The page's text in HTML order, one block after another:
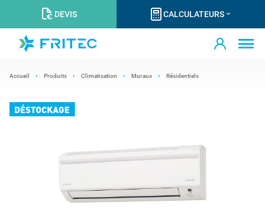
DEVIS CALCULATEURS
Accueil Produits Climatisation Muraux Résidentiels